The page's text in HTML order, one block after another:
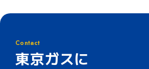
Contact
東京ガスに